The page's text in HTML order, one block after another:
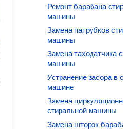
Ремонт барабана
машины
Замена патрубков
машины
Замена таходатчика
машины
Устранение засора в
машине
Замена
стиральной машины
Замена шторок